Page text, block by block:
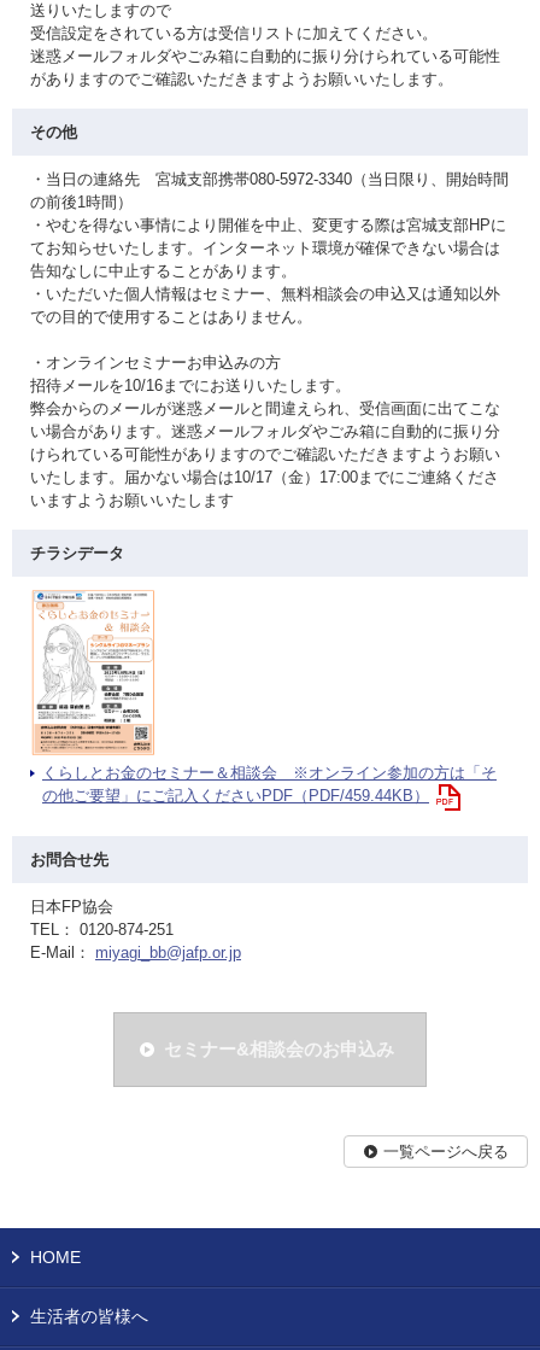
送りいたしますので
受信設定をされている方は受信リストに加えてください。
迷惑メールフォルダやごみ箱に自動的に振り分けられている可能性
がありますのでご確認いただきますようお願いいたします。
その他
・当日の連絡先 宮城支部携帯080-5972-3340（当日限り、開始時間
の前後1時間）
・やむを得ない事情により開催を中止、変更する際は宮城支部HPに
てお知らせいたします。インターネット環境が確保できない場合は
告知なしに中止することがあります。
・いただいた個人情報はセミナー、無料相談会の申込又は通知以外
での目的で使用することはありません。
・オンラインセミナーお申込みの方
招待メールを10/16までにお送りいたします。
弊会からのメールが迷惑メールと間違えられ、受信画面に出てこな
い場合があります。迷惑メールフォルダやごみ箱に自動的に振り分
けられている可能性がありますのでご確認いただきますようお願い
いたします。届かない場合は10/17（金）17:00までにご連絡くださ
いますようお願いいたします
チラシデータ
くらしとお金のセミナー＆相談会 ※オンライン参加の方は「そ
の他ご要望」にご記入くださいPDF（PDF/459.44KB）
お問合せ先
日本FP協会
TEL： 0120-874-251
E-Mail： miyagi_bb@jafp.or.jp
セミナー&相談会のお申込み
一覧ページへ戻る
HOME
生活者の皆様へ